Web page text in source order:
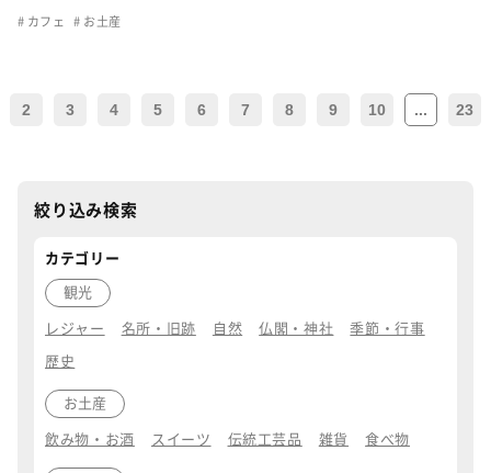
カフェ お土産
2 3 4 5 6 7 8 9 10 ... 23
絞り込み検索
カテゴリー
観光
レジャー 名所・旧跡 自然 仏閣・神社 季節・行事
歴史
お土産
飲み物・お酒 スイーツ 伝統工芸品 雑貨 食べ物